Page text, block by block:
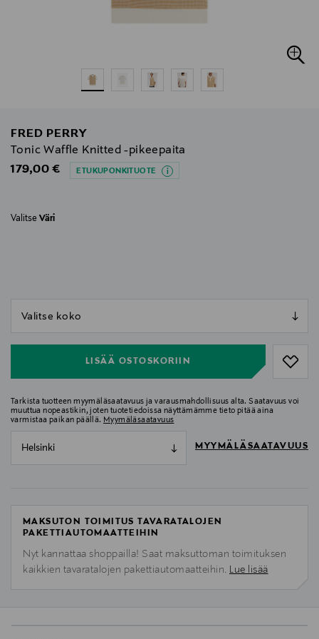
FRED PERRY
Tonic Waffle Knitted -pikeepaita
Original Price
179,00 € ETUKUPONKITUOTE
Valitse Väri
LISÄÄ OSTOSKORIIN
Tarkista tuotteen myymäläsaatavuus ja varausmahdollisuus alta. Saatavuus voi
muuttua nopeastikin, joten tuotetiedoissa näyttämämme tieto pitää aina
varmistaa paikan päällä. Myymäläsaatavuus
Helsinki MYYMÄLÄSAATAVUUS
MAKSUTON TOIMITUS TAVARATALOJEN
PAKETTIAUTOMAATTEIHIN
Nyt kannattaa shoppailla! Saat maksuttoman toimituksen
kaikkien tavaratalojen pakettiautomaatteihin. Lue lisää